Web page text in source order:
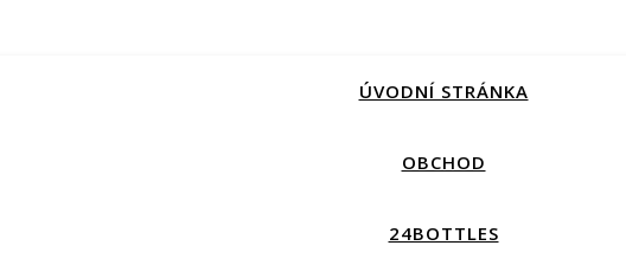
ÚVODNÍ STRÁNKA
OBCHOD
24BOTTLES